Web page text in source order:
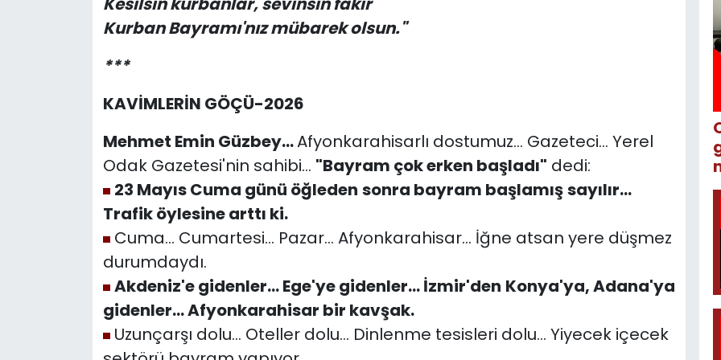
Kurban Bayramı'nız mübarek olsun."
***
KAVİMLERİN GÖÇÜ-2026
Mehmet Emin Güzbey...Afyonkarahisarlı dostumuz... Gazeteci... Yerel
Odak Gazetesi'nin sahibi... "Bayram çok erken başladı" dedi:
23 Mayıs Cuma günü öğleden sonra bayram başlamışsayılır...
Trafik öylesine arttı ki.
Cuma... Cumartesi... Pazar... Afyonkarahisar... İğne atsan yere düşmez
durumdaydı.
Akdeniz'e gidenler...Ege'ye gidenler... İzmir'den Konya'ya, Adana'ya
gidenler...Afyonkarahisar bir kavşak.
Uzunçarşı dolu... Oteller dolu... Dinlenme tesisleri dolu... Yiyecek içecek